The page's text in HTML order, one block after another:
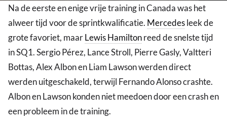
Na de eerste en enige vrije training in Canada was het
alweer tijd voor de sprintkwalificatie. Mercedesleek de
grote favoriet, maarLewis Hamiltonreed de snelste tijd
in SQ1. Sergio Pérez, Lance Stroll, Pierre Gasly, Valtteri
Bottas, Alex Albon en Liam Lawson werden direct
werden uitgeschakeld, terwijl Fernando Alonso crashte.
Albon en Lawson konden niet meedoen door een crash en
een probleem in de training.